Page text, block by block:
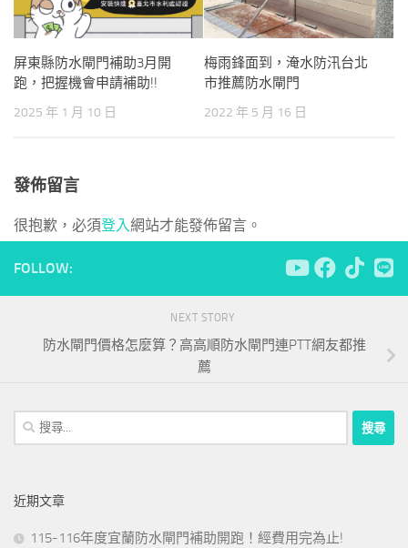
屏東縣防水閘門補助3月開
跑，把握機會申請補助!!
2025 年 1 月 10 日
梅雨鋒面到，淹水防汛台北
市推薦防水閘門
2022 年 5 月 16 日
發佈留言
很抱歉，必須登入網站才能發佈留言。
FOLLOW:
NEXT STORY
防水閘門價格怎麼算？高高順防水閘門連PTT網友都推
薦
搜
尋
字:
近期文章
115-116年度宜蘭防水閘門補助開跑！經費用完為止!